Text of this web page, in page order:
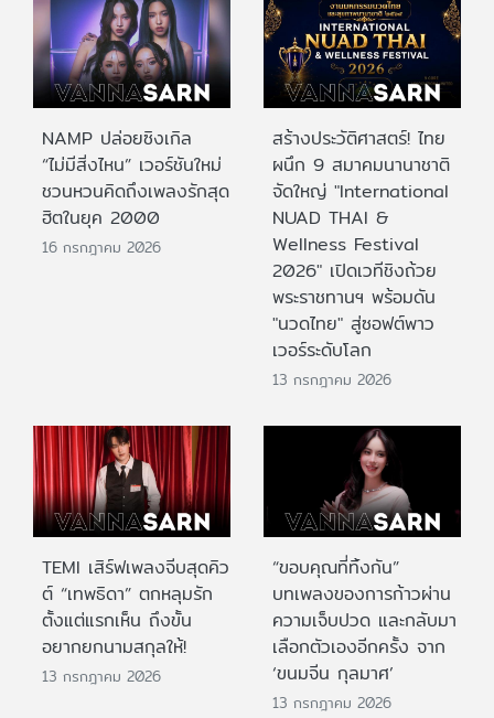
NAMP ปล่อยซิงเกิล
“ไม่มีสิ่งไหน” เวอร์ชันใหม่
ชวนหวนคิดถึงเพลงรักสุด
ฮิตในยุค 2000
16 กรกฎาคม 2026
สร้างประวัติศาสตร์! ไทย
ผนึก 9 สมาคมนานาชาติ
จัดใหญ่ "International
NUAD THAI &
Wellness Festival
2026" เปิดเวทีชิงถ้วย
พระราชทานฯ พร้อมดัน
"นวดไทย" สู่ซอฟต์พาว
เวอร์ระดับโลก
13 กรกฎาคม 2026
TEMI เสิร์ฟเพลงจีบสุดคิว
ต์ “เทพธิดา” ตกหลุมรัก
ตั้งแต่แรกเห็น ถึงขั้น
อยากยกนามสกุลให้!
13 กรกฎาคม 2026
“ขอบคุณที่ทิ้งกัน”
บทเพลงของการก้าวผ่าน
ความเจ็บปวด และกลับมา
เลือกตัวเองอีกครั้ง จาก
‘ขนมจีน กุลมาศ’
13 กรกฎาคม 2026